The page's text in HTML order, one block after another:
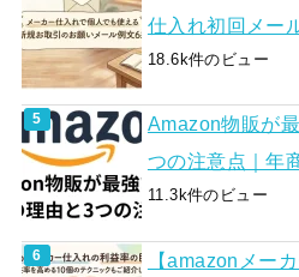
仕入れ初回メー
18.6k件のビュー
Amazon物販が
つの注意点｜年
11.3k件のビュー
【amazonメー